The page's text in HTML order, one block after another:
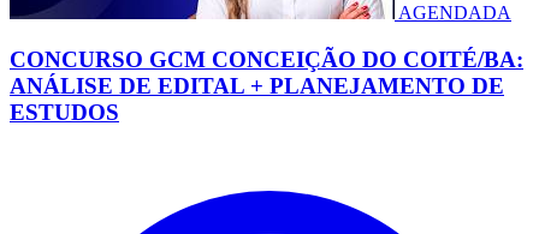
AGENDADA
CONCURSO GCM CONCEIÇÃO DO COITÉ/BA:
ANÁLISE DE EDITAL + PLANEJAMENTO DE
ESTUDOS